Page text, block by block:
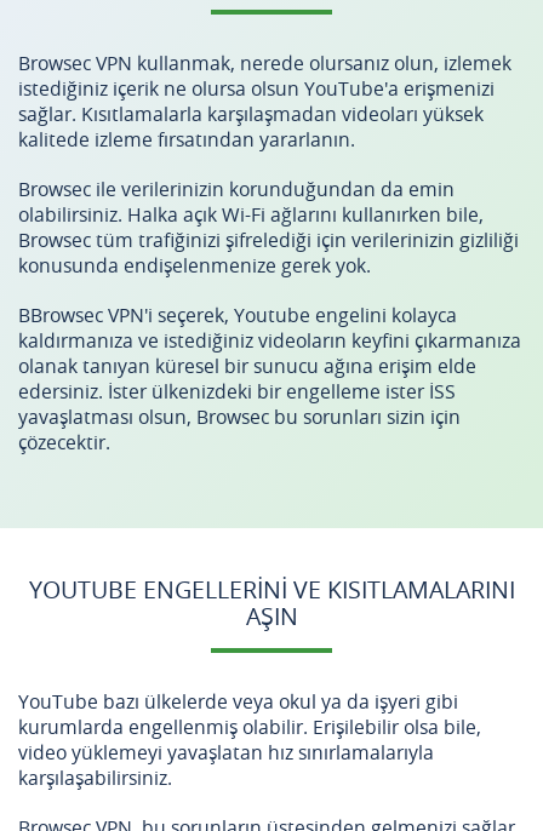
Browsec VPN kullanmak, nerede olursanız olun, izlemek
istediğiniz içerik ne olursa olsun YouTube'a erişmenizi
sağlar. Kısıtlamalarla karşılaşmadan videoları yüksek
kalitede izleme fırsatından yararlanın.
Browsec ile verilerinizin korunduğundan da emin
olabilirsiniz. Halka açık Wi-Fi ağlarını kullanırken bile,
Browsec tüm trafiğinizi şifrelediği için verilerinizin gizliliği
konusunda endişelenmenize gerek yok.
ВBrowsec VPN'i seçerek, Youtube engelini kolayca
kaldırmanıza ve istediğiniz videoların keyfini çıkarmanıza
olanak tanıyan küresel bir sunucu ağına erişim elde
edersiniz. İster ülkenizdeki bir engelleme ister İSS
yavaşlatması olsun, Browsec bu sorunları sizin için
çözecektir.
YOUTUBE ENGELLERINI VE KISITLAMALARINI
AŞIN
YouTube bazı ülkelerde veya okul ya da işyeri gibi
kurumlarda engellenmiş olabilir. Erişilebilir olsa bile,
video yüklemeyi yavaşlatan hız sınırlamalarıyla
karşılaşabilirsiniz.